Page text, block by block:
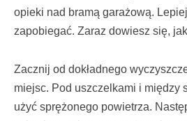
opieki nad bramą garażową.
zapobiegać. Zaraz dowiesz się,
Zacznij od dokładnego
miejsc. Pod uszczelkami i między
użyć sprężonego powietrza.